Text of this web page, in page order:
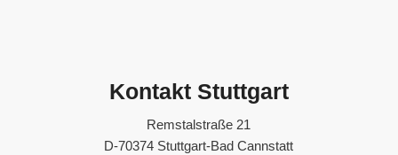
Kontakt Stuttgart
Remstalstraße 21
D-70374 Stuttgart-Bad Cannstatt